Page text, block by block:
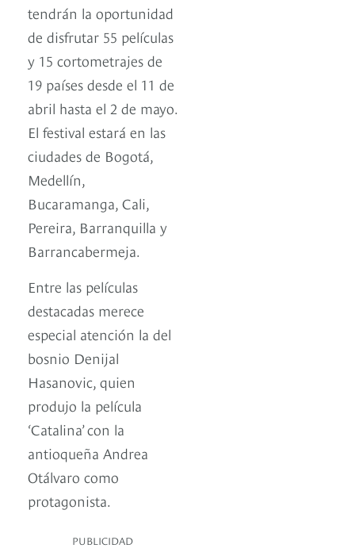
tendrán la oportunidad
de disfrutar 55 películas
y 15 cortometrajes de
19 países desde el 11 de
abril hasta el 2 de mayo.
El festival estará en las
ciudades de Bogotá,
Medellín,
Bucaramanga, Cali,
Pereira, Barranquilla y
Barrancabermeja.
Entre las películas
destacadas merece
especial atención la del
bosnio Denijal
Hasanovic, quien
produjo la película
‘Catalina’ con la
antioqueña Andrea
Otálvaro como
protagonista.
PUBLICIDAD